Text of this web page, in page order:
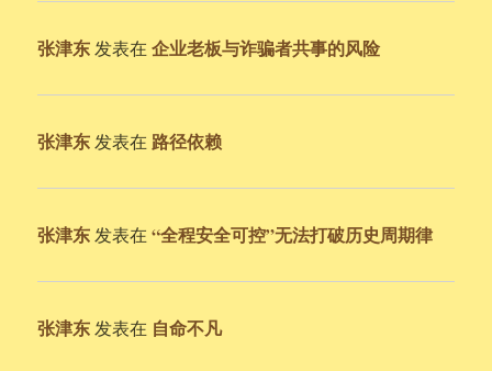
张津东 发表在企业老板与诈骗者共事的风险
张津东 发表在 路径依赖
张津东 发表在“全程安全可控”无法打破历史周期律
张津东 发表在 自命不凡